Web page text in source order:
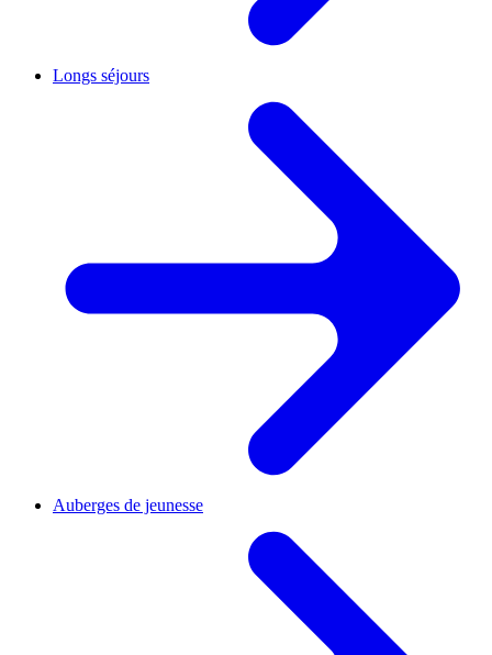
Longs séjours
Auberges de jeunesse